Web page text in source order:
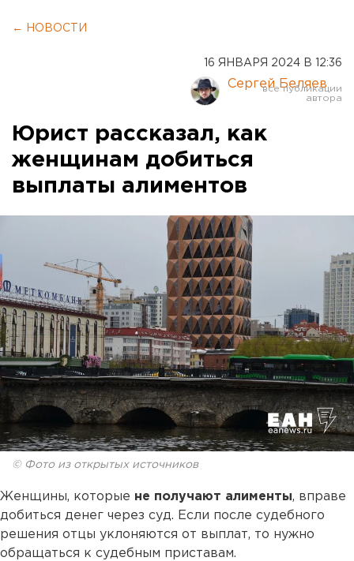
← НОВОСТИ
16 ЯНВАРЯ 2024 В 12:36
Сергей Беляев
Юрист рассказал, как
женщинам добиться
выплаты алиментов
© Фото из открытых источников
Женщины, которые не получают алименты, вправе
добиться денег через суд. Если после судебного
решения отцы уклоняются от выплат, то нужно
обращаться к судебным приставам.